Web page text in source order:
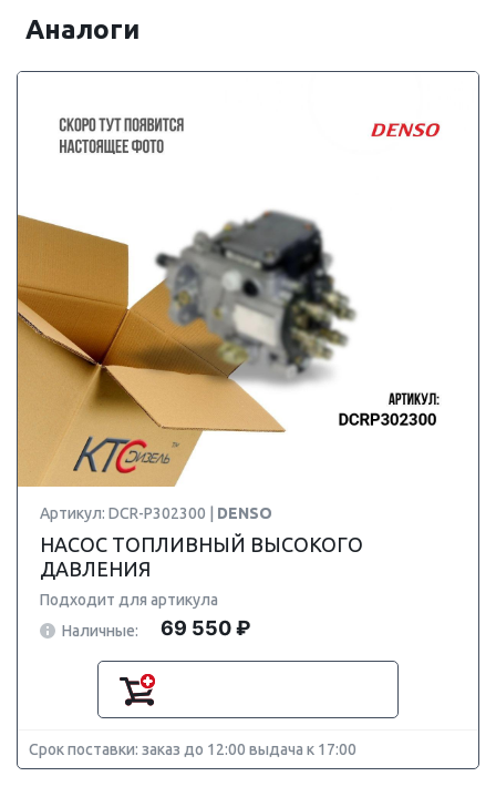
Аналоги
Артикул: DCR-P302300 | DENSO
НАСОС ТОПЛИВНЫЙ ВЫСОКОГО
ДАВЛЕНИЯ
Подходит для артикула
Наличные:
69 550 ₽
Срок поставки: заказ до 12:00 выдача к 17:00